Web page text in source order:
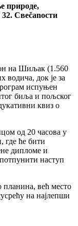
природе,
Свеčanости
на Шиљак (1.560
водича, док је за
испуњен
биља и пољског
квиз о
од 20 часова у
где ће бити
дипломе и
наступ
планина, већ место
на најлепши